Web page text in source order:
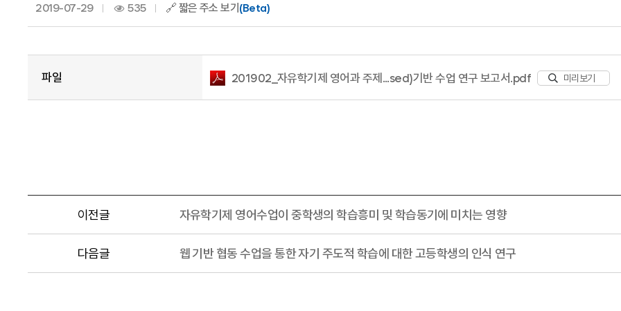
2019-07-29 535 🔗 짧은 주소 보기 (Beta)
파일 201902_자유학기제 영어과 주제...sed)기반 수업 연구 보고서.pdf 미리보기
이전글 자유학기제 영어수업이 중학생의 학습흥미 및 학습동기에 미치는 영향
다음글 웹 기반 협동 수업을 통한 자기 주도적 학습에 대한 고등학생의 인식 연구